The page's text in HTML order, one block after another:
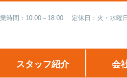
時間：10:00～18:00 定休日：火・水曜
スタッフ紹介 会